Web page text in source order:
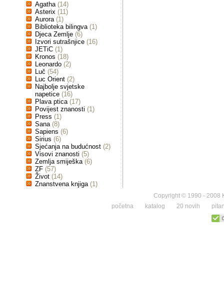
Agatha (14)
Asterix (11)
Aurora (1)
Biblioteka bilingva (1)
Djeca Zemlje (6)
Izvori sutrašnjice (16)
JETiC (1)
Kronos (18)
Leonardo (2)
Luč (54)
Luc Orient (2)
Najbolje svjetske
napetice (16)
Plava ptica (17)
Povijest znanosti (1)
Press (1)
Sana (8)
Sapiens (6)
Sirius (6)
Sjećanja na budućnost (2)
Visovi znanosti (5)
Zemlja smiješka (6)
ZF (57)
Život (14)
Znanstvena knjiga (1)
Copyright © 1990 - 2008
početna
katalog 20 novih